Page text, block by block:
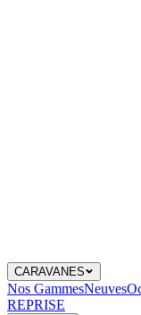
CARAVANES
Nos GammesNeuves
REPRISE